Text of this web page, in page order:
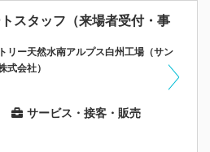
スタッフ（来場者受付・事
リー天然水南アルプス白州工場（サン
式会社）
サービス・接客・販売